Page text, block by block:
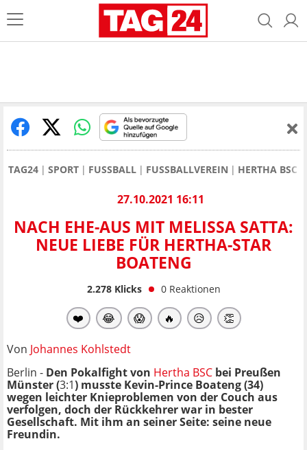
TAG24 SPORT FUSSBALL FUSSBALLVEREIN HERTHA BSC
27.10.2021 16:11
NACH EHE-AUS MIT MELISSA SATTA:
NEUE LIEBE FÜR HERTHA-STAR
BOATENG
2.278Klicks 0 Reaktionen
❤️ 😂 😱 🔥 😥 👏
Von Johannes Kohlstedt
Berlin - Den Pokalfight von Hertha BSC bei Preußen
Münster (3:1) musste Kevin-Prince Boateng (34)
wegen leichter Knieproblemen von der Couch aus
verfolgen, doch der Rückkehrer war in bester
Gesellschaft. Mit ihm an seiner Seite: seine neue
Freundin.